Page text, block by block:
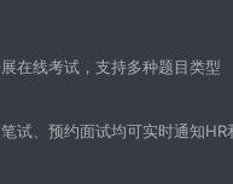
在线考试，支持多种题目类型
试、预约面试均可实时通知HR